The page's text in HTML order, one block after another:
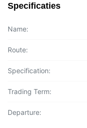
Specificaties
Name:
Route:
Specification:
Trading Term:
Departure: